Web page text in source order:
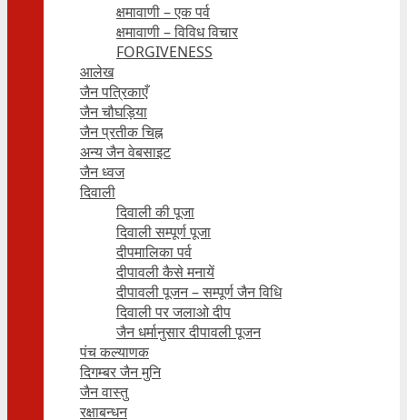
क्षमावाणी – एक पर्व
क्षमावाणी – विविध विचार
FORGIVENESS
आलेख
जैन पत्रिकाएँ
जैन चौघड़िया
जैन प्रतीक चिह्न
अन्य जैन वेबसाइट
जैन ध्वज
दिवाली
दिवाली की पूजा
दिवाली सम्पूर्ण पूजा
दीपमालिका पर्व
दीपावली कैसे मनायें
दीपावली पूजन – सम्पूर्ण जैन विधि
दिवाली पर जलाओ दीप
जैन धर्मानुसार दीपावली पूजन
पंच कल्याणक
दिगम्बर जैन मुनि
जैन वास्तु
रक्षाबन्धन